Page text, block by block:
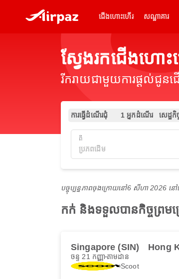
ជើងហោះហើរ សណ្ឋាគារ
ស្វែងរកជើងហោ
រីករាយជាមួយការផ្តល់ជូន
ការធ្វើដំណើរជុំ 1 អ្នកដំណើរ សេដ្ឋកិច្
ពី
បច្ចុប្បន្នភាពចុងក្រោយនៅ6 សីហា 2026 ន
កក់ និងទទួលបានកិច្ចព្រ
Singapore (SIN) Hong
ចន្ទ 21 កញ្ញា តាមដាន
Scoot